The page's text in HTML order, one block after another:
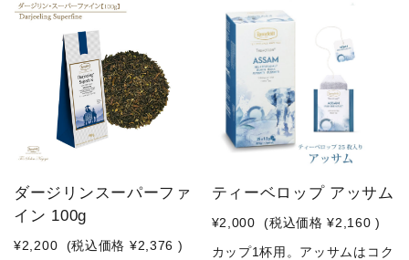
ダージリンスーパーファ
イン 100g
¥2,200 (税込価格 ¥2,376 )
ティーベロップ アッサム
¥2,000 (税込価格 ¥2,160 )
カップ1杯用。アッサムはコク